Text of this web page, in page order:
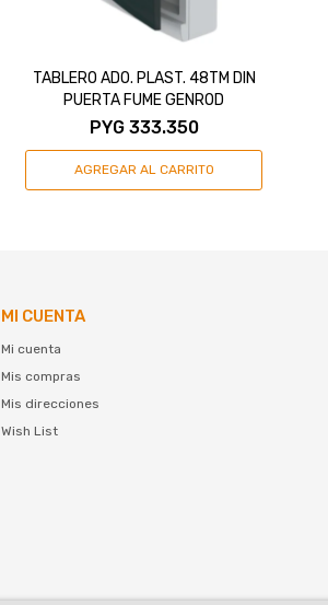
TABLERO ADO. PLAST. 48TM DIN
PUERTA FUME GENROD
PYG 333.350
MI CUENTA
Mi cuenta
Mis compras
Mis direcciones
Wish List